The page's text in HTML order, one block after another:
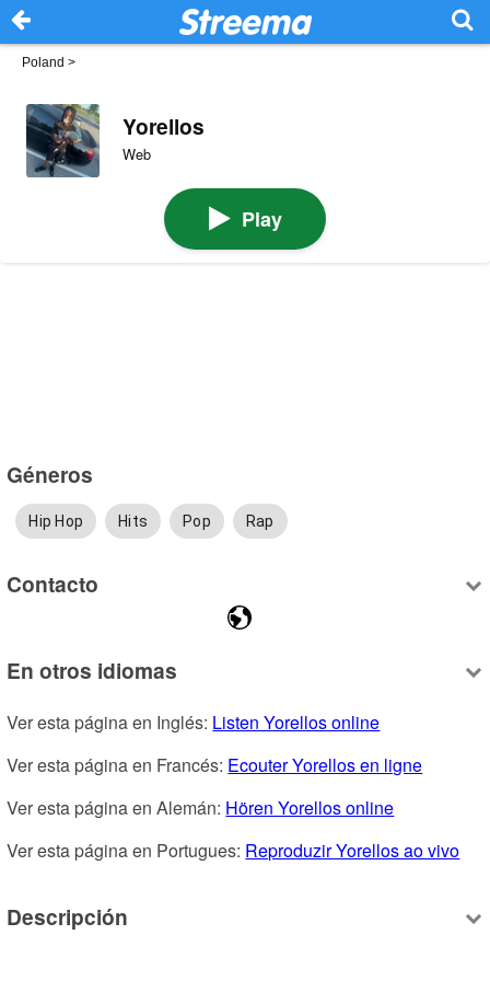
Poland >
Yorellos
Web
Play
Géneros
Hip Hop Hits Pop Rap
Contacto
En otros idiomas
Ver esta página en Inglés: Listen Yorellos online
Ver esta página en Francés: Ecouter Yorellos en ligne
Ver esta página en Alemán: Hören Yorellos online
Ver esta página en Portugues: Reproduzir Yorellos ao vivo
Descripción